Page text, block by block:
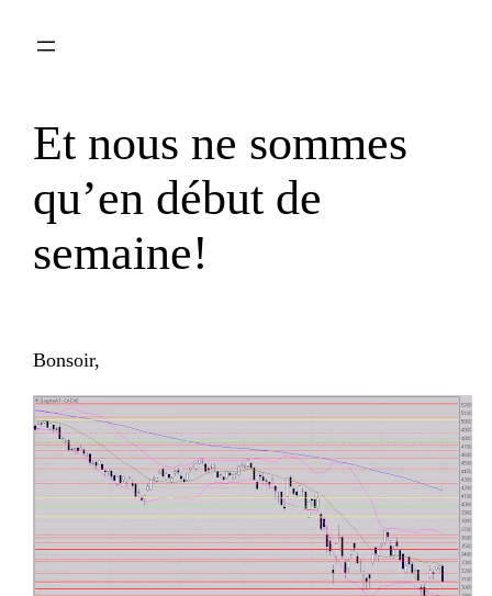
Et nous ne sommes
qu’en début de
semaine!
Bonsoir,